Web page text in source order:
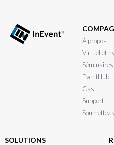
À propos
Virtuel et
EventHub
Cas
Support
Soumettez
SOLUTIONS